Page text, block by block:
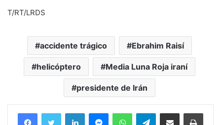
T/RT/LRDS
accidente trágico Ebrahim Raisí
helicóptero Media Luna Roja iraní
presidente de Irán
FacebookTwitter LinkedInMessengerWhatsAppTelegramCompartir por correo electrónico